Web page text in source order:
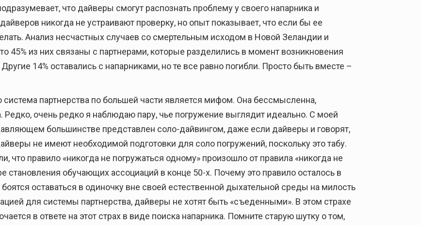
что дайверы смогут распознать проблему у своего напарника и
никогда не устраивают проверку, но опыт показывает, что если бы ее
Анализ несчастных случаев со смертельным исходом в Новой Зеландии и
45% из них связаны с партнерами, которые разделились в момент возникновения
14% оставались с напарниками, но те все равно погибли. Просто быть вместе –
партнерства по большей части является мифом. Она бессмысленна,
Редко, очень редко я наблюдаю пару, чье погружение выглядит идеально. С моей
большинстве представлен соло-дайвингом, даже если дайверы и говорят,
не имеют необходимой подготовки для соло погружений, поскольку это табу.
что правило «никогда не погружаться одному» произошло от правила «никогда не
становления обучающих ассоциаций в конце 50-х. Почему это правило осталось в
оставаться в одиночку вне своей естественной дыхательной среды на милость
для системы партнерства, дайверы не хотят быть «съеденными». В этом страхе
в ответе на этот страх в виде поиска напарника. Помните старую шутку о том,